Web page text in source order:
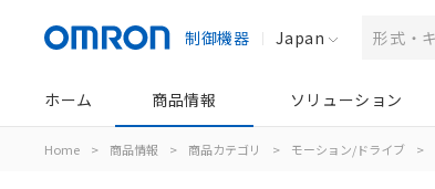
制御機器 Japan
ホーム 商品情報 ソリューション
Home > 商品情報 > 商品カテゴリ > モーション/ドライブ >